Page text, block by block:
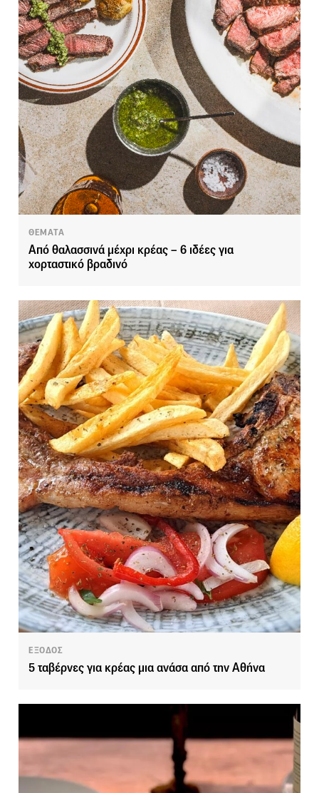
ΘΕΜΑΤΑ
Από θαλασσινά μέχρι κρέας – 6 ιδέες για
χορταστικό βραδινό
ΕΞΟΔΟΣ
5 ταβέρνες για κρέας μια ανάσα από την Αθήνα